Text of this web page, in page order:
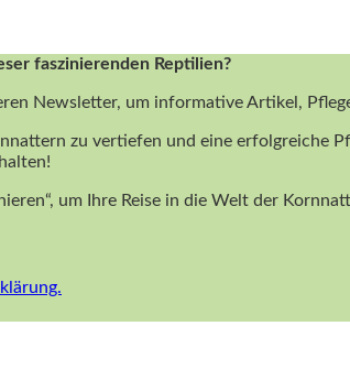
faszinierenden Reptilien?
Newsletter, um informative Artikel,
zu vertiefen und eine erfolgreiche
um Ihre Reise in die Welt der